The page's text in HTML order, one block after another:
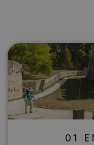
01